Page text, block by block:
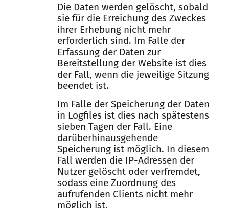
Die Daten werden gelöscht, sobald
sie für die Erreichung des Zweckes
ihrer Erhebung nicht mehr
erforderlich sind. Im Falle der
Erfassung der Daten zur
Bereitstellung der Website ist dies
der Fall, wenn die jeweilige Sitzung
beendet ist.
Im Falle der Speicherung der Daten
in Logfiles ist dies nach spätestens
sieben Tagen der Fall. Eine
darüberhinausgehende
Speicherung ist möglich. In diesem
Fall werden die IP-Adressen der
Nutzer gelöscht oder verfremdet,
sodass eine Zuordnung des
aufrufenden Clients nicht mehr
möglich ist.